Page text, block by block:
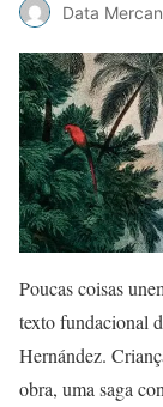
Data
Poucas coisas
texto fundacional
Hernández.
obra, uma saga